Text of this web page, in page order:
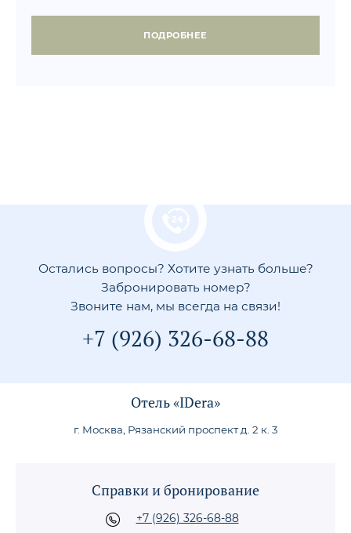
ПОДРОБНЕЕ
Остались вопросы? Хотите узнать больше?
Забронировать номер?
Звоните нам, мы всегда на связи!
+7 (926) 326-68-88
Отель «IDera»
г. Москва, Рязанский проспект д. 2 к. 3
Справки и бронирование
+7 (926) 326-68-88